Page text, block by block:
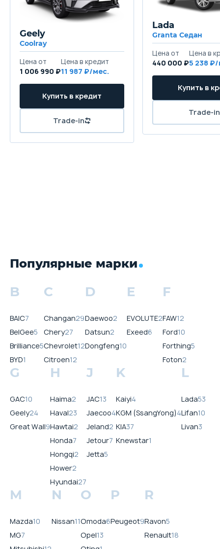
Geely
Coolray
1 006 990 ₽11 987
Lada
Granta Седан
440 000 ₽5 238
Популярные марки
B
BAIC7
BelGee5
Brilliance5
BYD1
C
Changan29
Chery27
Chevrolet12
Citroen12
D
Daewoo2
Datsun2
Dongfeng10
E
EVOLUTE2
Exeed6
F
FAW12
Ford10
Forthing5
Foton2
G
GAC10
Geely24
Great Wall9
H
Haima2
Haval23
Hawtai2
Honda7
Hongqi2
Hower2
Hyundai27
J
JAC13
Jaecoo4
Jeland2
Jetour7
Jetta5
K
Kaiyi4
KGM (SsangYong)4
KIA37
Knewstar1
L
Lada53
Lifan10
Livan3
M
Mazda10
MG7
N
Nissan11
O
Omoda6
Opel13
P
Peugeot9
R
Ravon5
Renault18